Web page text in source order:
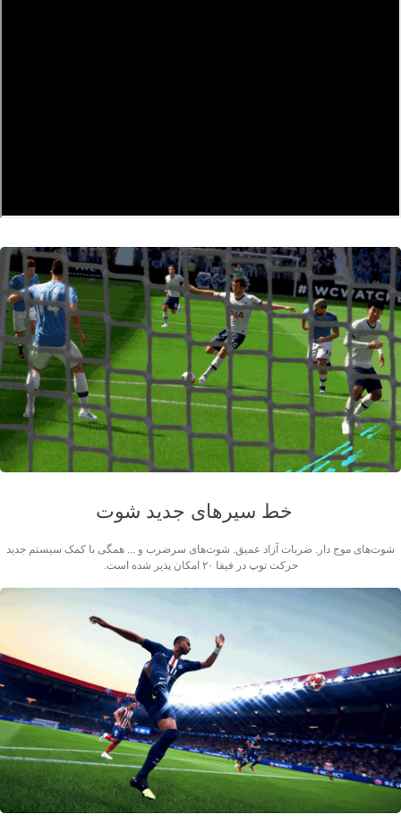
خط سیرهای جدید شوت
شوت‌های موج دار. ضربات آزاد عمیق. شوت‌های سرضرب و ... همگی با کمک سیستم جدید
حرکت توپ در فیفا ۲۰ امکان پذیر شده است.